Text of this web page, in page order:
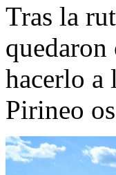
Tras la
quedaron
hacerlo a
Pirineo